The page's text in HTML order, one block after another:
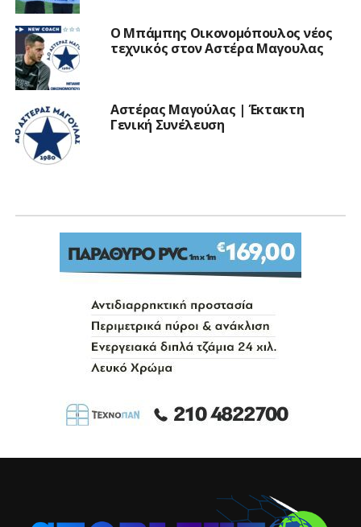
Ο Μπάμπης Οικονομόπουλος νέος
τεχνικός στον Αστέρα Μαγουλας
Αστέρας Μαγούλας | Έκτακτη
Γενική Συνέλευση